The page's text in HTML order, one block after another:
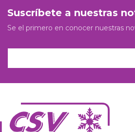
Suscríbete a nuestras
Se el primero en conocer nuestras